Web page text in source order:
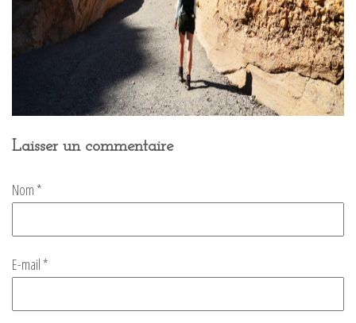
Laisser un commentaire
Nom *
E-mail *